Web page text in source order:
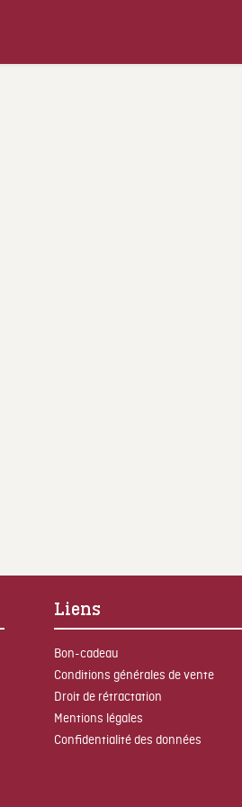
Liens
Bon-cadeau
Conditions générales de vente
Droit de rétractation
Mentions légales
Confidentialité des données